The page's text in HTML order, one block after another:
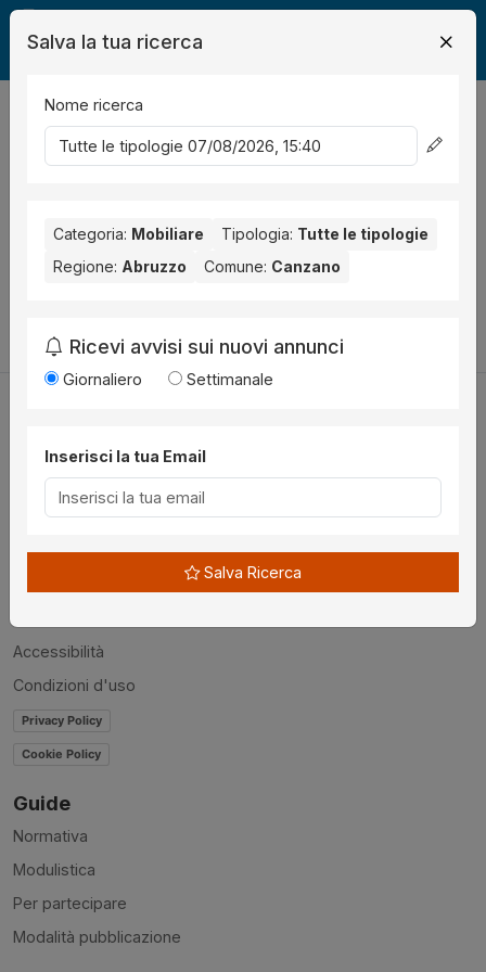
Legalmente Mobili
risultati Ordina per
risultato per la Provincia selezionata:Teramo.
Prova a modificare i parametri di ricerca:
Utilità
Chi siamo
Disclaimer
Accessibilità
Condizioni d'uso
Privacy Policy
Cookie Policy
Guide
Normativa
Modulistica
Per partecipare
Modalità pubblicazione
Salva la tua ricerca
Nome ricerca
Categoria: Mobiliare Tipologia: Tutte le tipologie
Regione: Abruzzo Comune: Canzano
Ricevi avvisi sui nuovi annunci
Giornaliero Settimanale
Inserisci la tua Email
Salva Ricerca